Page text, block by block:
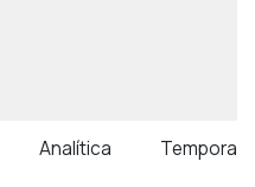
Analítica Temporal